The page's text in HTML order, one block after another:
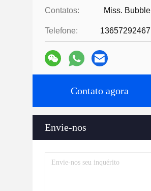
Contatos: Miss. Bubble
Telefone: 13657292467
Contato agora
Envie-nos